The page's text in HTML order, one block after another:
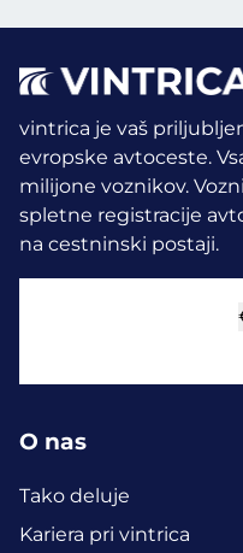
vintrica je vaš
evropske avtoceste.
milijone voznikov.
spletne registracije
na cestninski postaji.
O nas
Tako deluje
Kariera pri vintrica